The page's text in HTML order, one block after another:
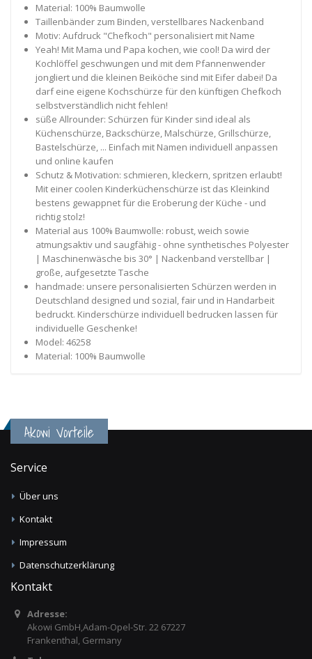
Material: 100% Baumwolle
Taillenbänder zum Binden, verstellbares Nackenband
Motiv: Aufdruck "Chefkoch" personalisiert mit Name
Yeah! Mit Mama und Papa kochen, wie cool! Da wird der
Kochlöffel geschwungen und mit dem Pfannenwender
jongliert und die kleinen Beiköche sind mit Eifer dabei! Da
darf eine eigene Kochschürze für den künftigen Chefkoch
selbstverständlich nicht fehlen!
süße Allrounder: Schürzen für Kinder sind ideal als
Küchenschürze, Backschürze, Malschürze, Grillschürze,
Bastelschürze, ... Einfach mit Namen individuell anpassen
und online kaufen
Schutz & Motivation: schmieren, kleckern, spritzen erlaubt!
Mit einer coolen Kinderküchenschürze ist das Kleinkind
bestens gewappnet für die Eroberung der Küche - und
richtig stolz!
Material aus 100% Baumwolle: robust, weich sowie
atmungsaktiv und saugfähig - ohne synthetisches Polyester
| Maschinenwäsche bis 30° | Nackenband verstellbar |
große, aufgesetzte Tasche
handmade: unsere personalisierten Schürzen werden in
Deutschland designed und sozial, fair und in Handarbeit
bedruckt. Kinderschürze individuell bedrucken lassen für
individuelle Geschenke!
Model: 46258
Material: 100% Baumwolle
Akowi Vorteile
Service
Über uns
Kontakt
Impressum
Datenschutzerklärung
Kontakt
Adresse:
Akowi GmbH,Adam-Opel-Str. 22 67227
Frankenthal, Germany